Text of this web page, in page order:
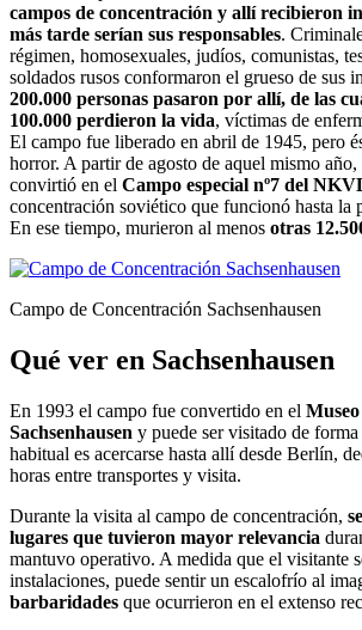
campos de concentración y allí recibieron
más tarde serían sus responsables.
régimen, homosexuales, judíos, comunistas,
soldados rusos conformaron el grueso de sus
200.000 personas pasaron por allí, de las
100.000 perdieron la vida, víctimas de
El campo fue liberado en abril de 1945, pero
horror. A partir de agosto de aquel mismo año,
convirtió en el Campo especial nº7 del
concentración soviético que funcionó hasta la
En ese tiempo, murieron al menos otras
Campo de Concentración Sachsenhausen
Qué ver en Sachsenhausen
En 1993 el campo fue convertido en el
Sachsenhausen y puede ser visitado de
habitual es acercarse hasta allí desde Berlín,
horas entre transportes y visita.
Durante la visita al campo de concentración,
lugares que tuvieron mayor relevancia
mantuvo operativo. A medida que el visitante
instalaciones, puede sentir un escalofrío al
barbaridades que ocurrieron en el extenso